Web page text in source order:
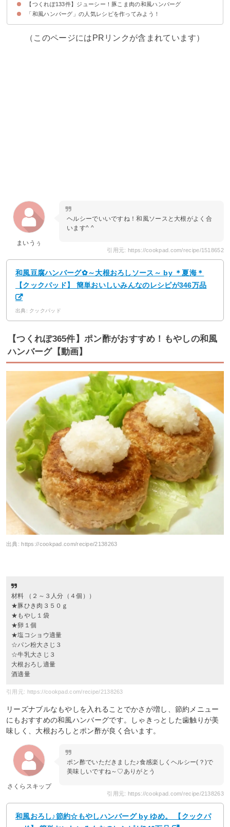
【つくれぽ133件】ジューシー！豚こま肉の和風ハンバーグ
「和風ハンバーグ」の人気レシピを作ってみよう！
（このページにはPRリンクが含まれています）
まいうぅ
ヘルシーでいいですね！和風ソースと大根がよく合
います^ ^
引用元: https://cookpad.com/recipe/1518652
和風豆腐ハンバーグ✿～大根おろしソース～ by ＊夏海＊
【クックパッド】 簡単おいしいみんなのレシピが346万品
出典: クックパッド
【つくれぽ365件】ポン酢がおすすめ！もやしの和風
ハンバーグ【動画】
出典: https://cookpad.com/recipe/2138263
材料 （２～３人分（４個））
★豚ひき肉３５０ｇ
★もやし１袋
★卵１個
★塩コショウ適量
☆パン粉大さじ３
☆牛乳大さじ３
大根おろし適量
酒適量
引用元: https://cookpad.com/recipe/2138263
リーズナブルなもやしを入れることでかさが増し、節約メニュー
にもおすすめの和風ハンバーグです。しゃきっとした歯触りが美
味しく、大根おろしとポン酢が良く合います。
さくらスキップ
ポン酢でいただきました♪食感楽しくヘルシー(？)で
美味しいですね～♡ありがとう
引用元: https://cookpad.com/recipe/2138263
和風おろし♪節約☆もやしハンバーグ by ゆめ。 【クックパ